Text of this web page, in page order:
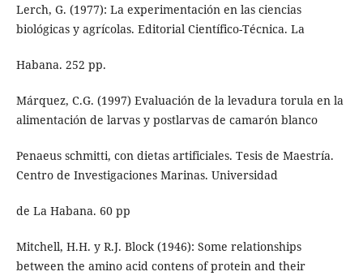
Lerch, G. (1977): La experimentación en las ciencias
biológicas y agrícolas. Editorial Científico-Técnica. La
Habana. 252 pp.
Márquez, C.G. (1997) Evaluación de la levadura torula en la
alimentación de larvas y postlarvas de camarón blanco
Penaeus schmitti, con dietas artificiales. Tesis de Maestría.
Centro de Investigaciones Marinas. Universidad
de La Habana. 60 pp
Mitchell, H.H. y R.J. Block (1946): Some relationships
between the amino acid contens of protein and their